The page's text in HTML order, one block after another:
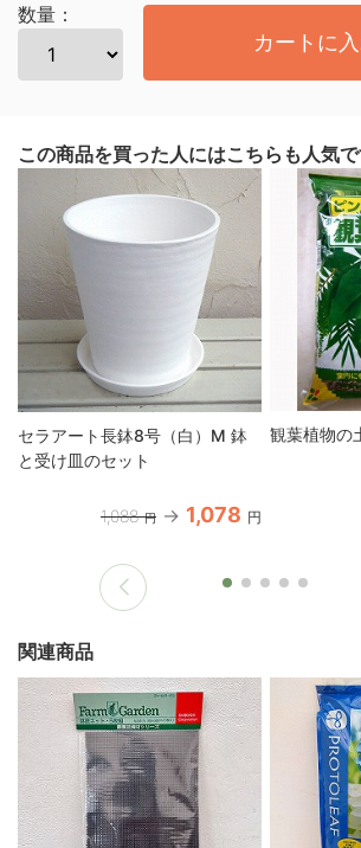
数量：
カートに
この商品を買った人にはこちらも人気
セラアート長鉢8号（白）M 鉢
と受け皿のセット
1,088 円 1,078 円
観葉植物
関連商品